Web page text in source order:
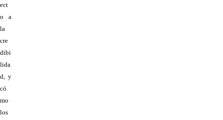
ect
o a
la
cre
dibi
lida
d, y
có
mo
los